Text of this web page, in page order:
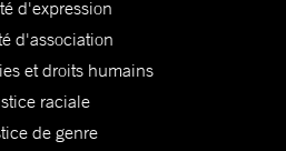
d'expression
d'association
et droits humains
raciale
de genre